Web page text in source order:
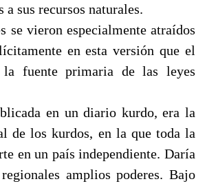
a sus recursos naturales.
se vieron especialmente atraídos
en esta versión que el
fuente primaria de las leyes
en un diario kurdo, era la
de los kurdos, en la que toda la
en un país independiente. Daría
amplios poderes. Bajo